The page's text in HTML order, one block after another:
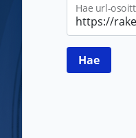
Hae url-